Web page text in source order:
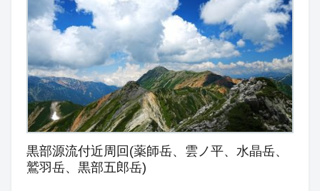
黒部源流付近周回(薬師岳、雲ノ平、水晶岳、
鷲羽岳、黒部五郎岳)